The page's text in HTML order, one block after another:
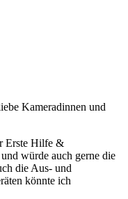
Kameradinnen und
Erste Hilfe &
würde auch gerne die
die Aus- und
könnte ich